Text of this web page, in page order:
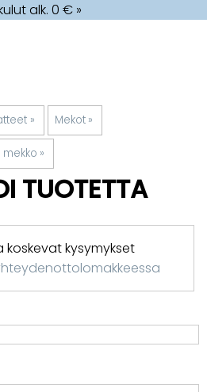
alk. 0 € »
‪» Mekot ‪»
mekko ‪»
TUOTETTA
kysymykset